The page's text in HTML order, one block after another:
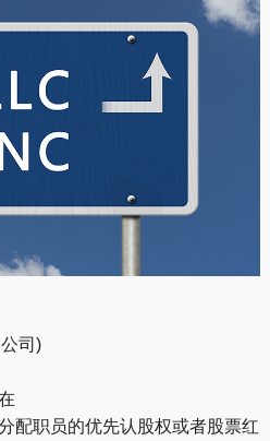
司)
配职员的优先认股权或者股票红